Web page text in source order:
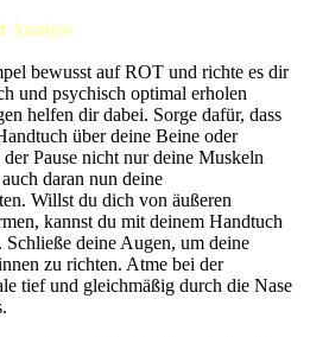
Analyse
bewusst auf ROT und richte es dir
und psychisch optimal erholen
helfen dir dabei. Sorge dafür, dass
über deine Beine oder
Pause nicht nur deine Muskeln
daran nun deine
Willst du dich von äußeren
kannst du mit deinem Handtuch
deine Augen, um deine
zu richten. Atme bei der
tief und gleichmäßig durch die Nase